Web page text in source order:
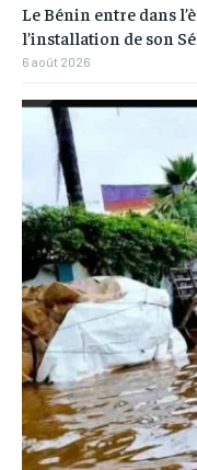
Le Bénin entre dans
l’installation de son
6 août 2026